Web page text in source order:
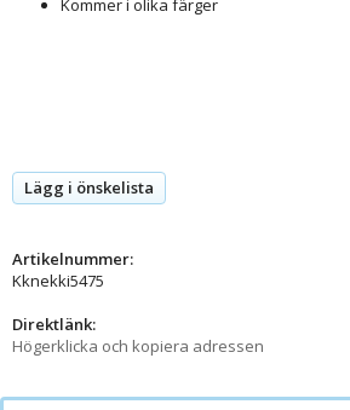
Lägg i önskelista
Artikelnummer:
Kknekki5475
Direktlänk:
Högerklicka och kopiera adressen